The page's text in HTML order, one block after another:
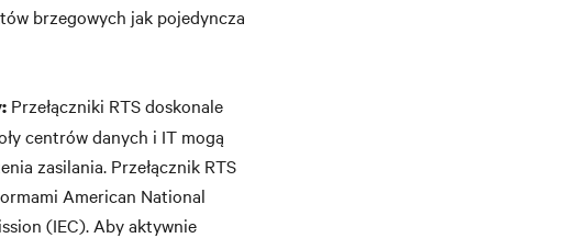
brzegowych jak pojedyncza
Przełączniki RTS doskonale
centrów danych i IT mogą
zasilania. Przełącznik RTS
American National
(IEC). Aby aktywnie